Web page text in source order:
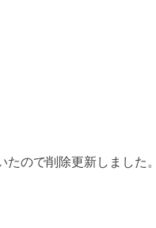
ので削除更新しました